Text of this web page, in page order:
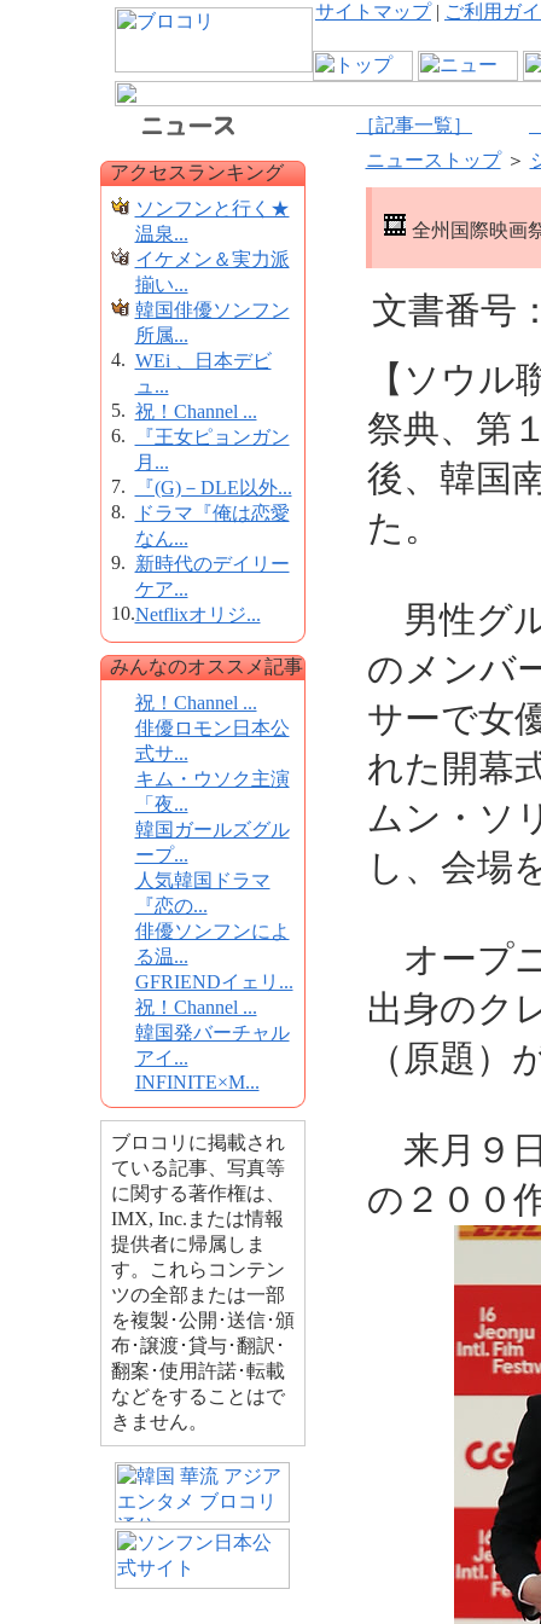
サイトマップ| ご利用ガ
［記事一覧］
アクセスランキング
ソンフンと行く★
温泉...
イケメン＆実力派
揃い...
韓国俳優ソンフン
所属...
4. WEi 、日本デビ
ュ...
5. 祝！Channel ...
6.
『王女ピョンガン
月...
7.
『(G)－DLE以外...
8.
ドラマ『俺は恋愛
なん...
9. 新時代のデイリー
ケア...
10.Netflixオリジ...
みんなのオススメ記事
祝！Channel ...
俳優ロモン日本公
式サ...
キム・ウソク主演
「夜...
韓国ガールズグル
ープ...
人気韓国ドラマ
『恋の...
俳優ソンフンによ
る温...
GFRIENDイェリ...
祝！Channel ...
韓国発バーチャル
アイ...
INFINITE×M...
ブロコリに掲載され
ている記事、写真等
に関する著作権は、
IMX, Inc.または情報
提供者に帰属しま
す。これらコンテン
ツの全部または一部
を複製･公開･送信･頒
布･譲渡･貸与･翻訳･
翻案･使用許諾･転載
などをすることはで
きません。
ニューストップ＞
全州国際映画
文書番号
【ソウル
祭典、第
後、韓国
た。
男性グ
のメンバ
サーで女
れた開幕
ムン・ソ
し、会場
オープ
出身のク
（原題）
来月９
の２００